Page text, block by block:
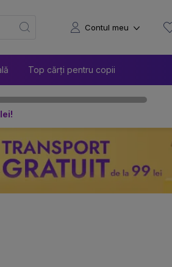
Top cărți pentru copii
Contul meu